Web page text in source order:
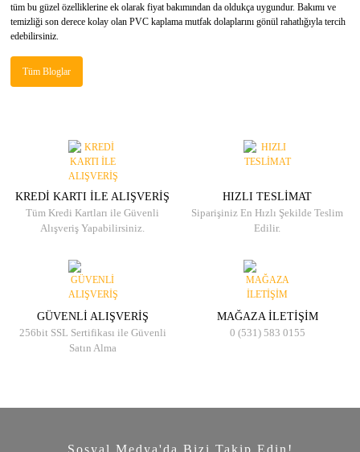
tüm bu güzel özelliklerine ek olarak fiyat bakımından da oldukça uygundur. Bakımı ve
temizliği son derece kolay olan PVC kaplama mutfak dolaplarını gönül rahatlığıyla tercih
edebilirsiniz.
Tüm Bloglar
KREDİ KARTI İLE ALIŞVERİŞ
Tüm Kredi Kartları ile Güvenli
Alışveriş Yapabilirsiniz.
HIZLI TESLİMAT
Siparişiniz En Hızlı Şekilde Teslim
Edilir.
GÜVENLİ ALIŞVERİŞ
256bit SSL Sertifikası ile Güvenli
Satın Alma
MAĞAZA İLETİŞİM
0 (531) 583 0155